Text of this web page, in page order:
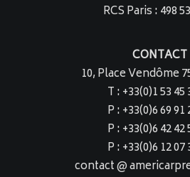
RCS Paris : 498
CONTACT
10, Place Vendôme
T : +33(0)1 53 45
P : +33(0)6 69 91
P : +33(0)6 42 42
P : +33(0)6 12 07
contact @